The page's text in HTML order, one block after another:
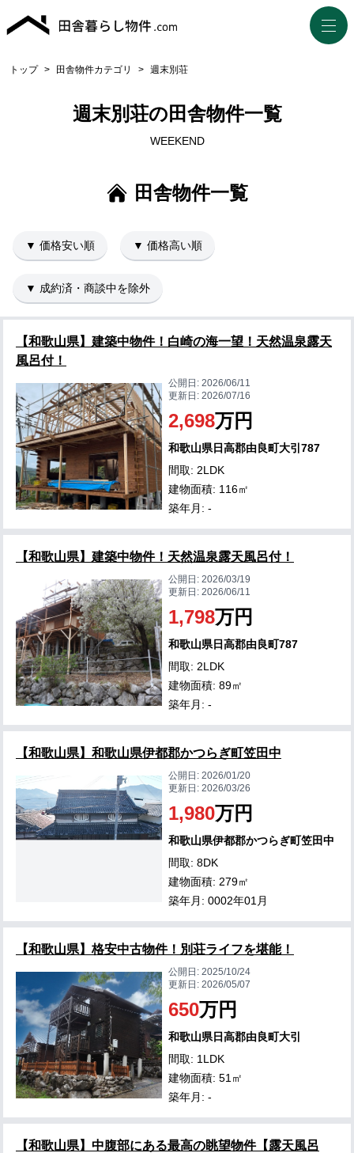
トップ > 田舎物件カテゴリ > 週末別荘
週末別荘の田舎物件一覧
WEEKEND
田舎物件一覧
▼ 価格安い順 ▼ 価格高い順
▼ 成約済・商談中を除外
【和歌山県】建築中物件！白崎の海一望！天然温泉露天
風呂付！
公開日:2026/06/11
更新日:2026/07/16
2,698万円
和歌山県日高郡由良町大引787
間取: 2LDK
建物面積: 116㎡
築年月: -
【和歌山県】建築中物件！天然温泉露天風呂付！
公開日:2026/03/19
更新日:2026/06/11
1,798万円
和歌山県日高郡由良町787
間取: 2LDK
建物面積: 89㎡
築年月: -
【和歌山県】和歌山県伊都郡かつらぎ町笠田中
公開日:2026/01/20
更新日:2026/03/26
1,980万円
和歌山県伊都郡かつらぎ町笠田中
間取: 8DK
建物面積: 279㎡
築年月: 0002年01月
【和歌山県】格安中古物件！別荘ライフを堪能！
公開日:2025/10/24
更新日:2026/05/07
650万円
和歌山県日高郡由良町大引
間取: 1LDK
建物面積: 51㎡
築年月: -
【和歌山県】中腹部にある最高の眺望物件【露天風呂